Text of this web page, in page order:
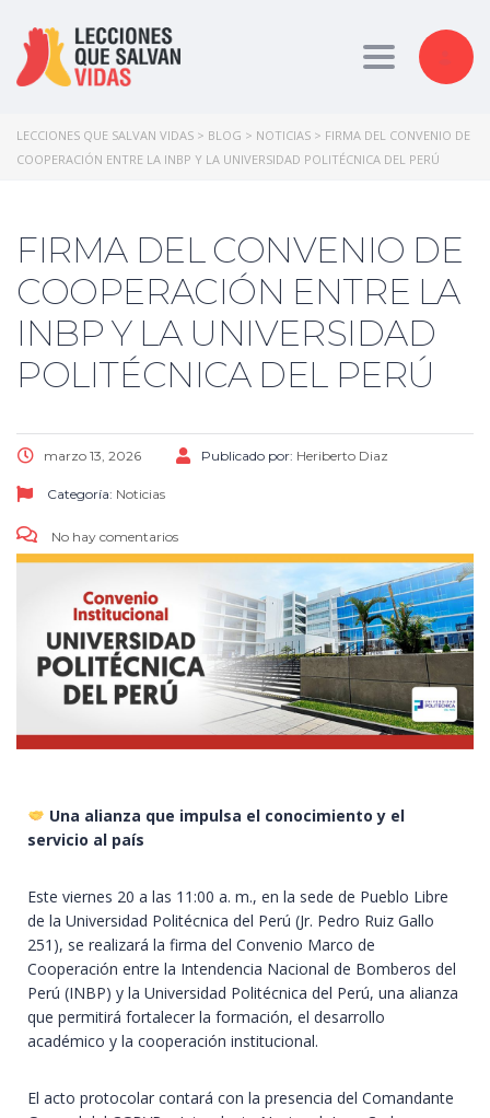
Toggle
LECCIONES QUE SALVAN VIDAS > BLOG > NOTICIAS > FIRMA DEL CONVENIO DE
COOPERACIÓN ENTRE LA INBP Y LA UNIVERSIDAD POLITÉCNICA DEL PERÚ
FIRMA DEL CONVENIO DE
COOPERACIÓN ENTRE LA
INBP Y LA UNIVERSIDAD
POLITÉCNICA DEL PERÚ
marzo 13, 2026 Publicado por: Heriberto Diaz
Categoría: Noticias
No hay comentarios
Una alianza que impulsa el conocimiento y el
servicio al país
Este viernes 20 a las 11:00 a. m., en la sede de Pueblo Libre
de la Universidad Politécnica del Perú (Jr. Pedro Ruiz Gallo
251), se realizará la firma del Convenio Marco de
Cooperación entre la Intendencia Nacional de Bomberos del
Perú (INBP) y la Universidad Politécnica del Perú, una alianza
que permitirá fortalecer la formación, el desarrollo
académico y la cooperación institucional.
El acto protocolar contará con la presencia del Comandante